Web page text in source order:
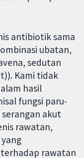
antibiotik sama
ubatan,
sedutan
Kami tidak
hasil
fungsi paru-
serangan akut
rawatan,
rawatan